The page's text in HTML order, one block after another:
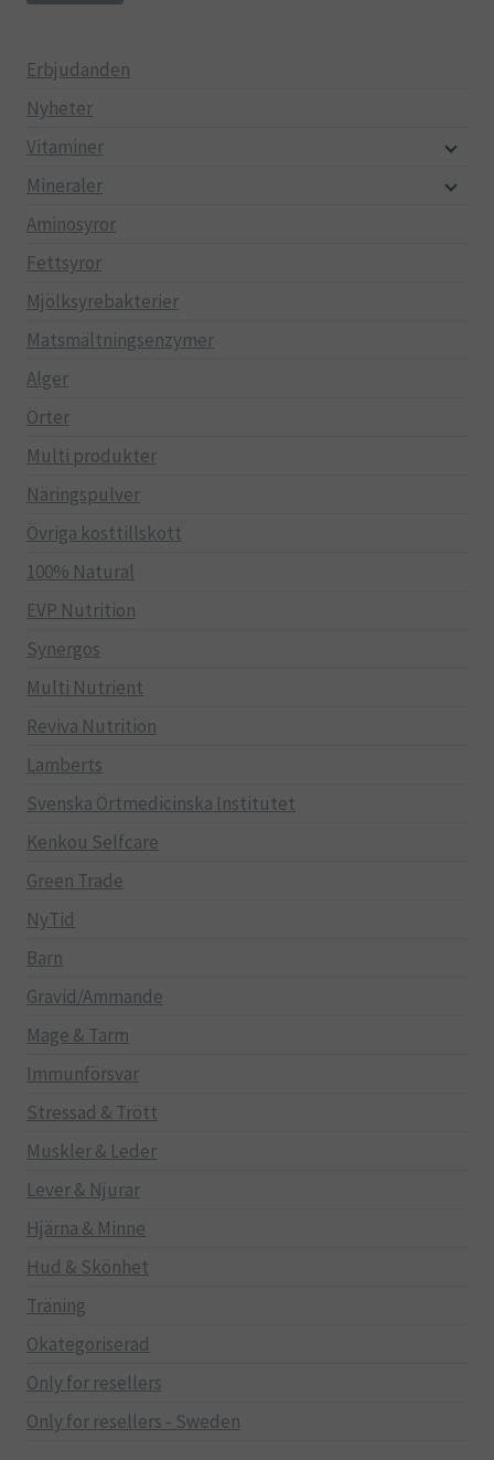
Erbjudanden
Nyheter
Vitaminer
Mineraler
Aminosyror
Fettsyror
Mjölksyrebakterier
Matsmältningsenzymer
Alger
Örter
Multi produkter
Näringspulver
Övriga kosttillskott
100% Natural
EVP Nutrition
Synergos
Multi Nutrient
Reviva Nutrition
Lamberts
Svenska Örtmedicinska Institutet
Kenkou Selfcare
Green Trade
NyTid
Barn
Gravid/Ammande
Mage & Tarm
Immunförsvar
Stressad & Trött
Muskler & Leder
Lever & Njurar
Hjärna & Minne
Hud & Skönhet
Träning
Okategoriserad
Only for resellers
Only for resellers - Sweden